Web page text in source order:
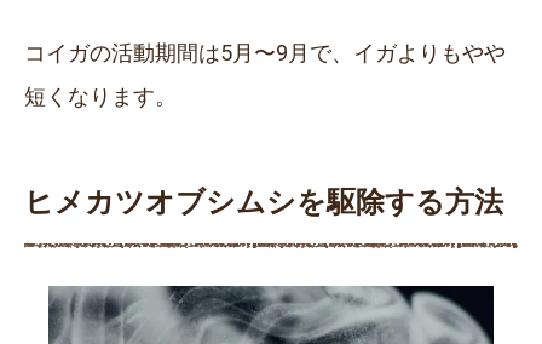
コイガの活動期間は5月〜9月で、イガよりもやや
短くなります。
ヒメカツオブシムシを駆除する方法